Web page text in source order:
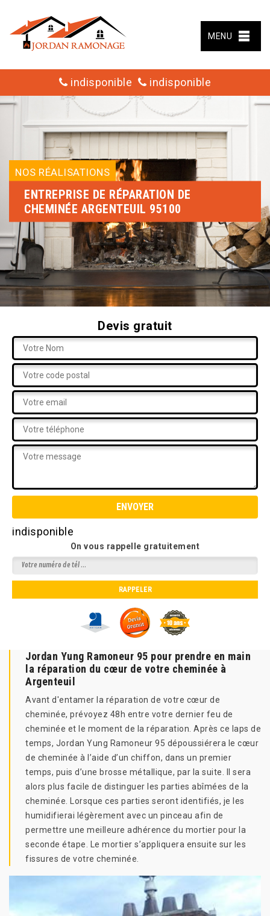
MENU
indisponible indisponible
NOS RÉALISATIONS
ENTREPRISE DE RÉPARATION DE
CHEMINÉE ARGENTEUIL 95100
Devis gratuit
indisponible
On vous rappelle gratuitement
Jordan Yung Ramoneur 95 pour prendre en main
la réparation du cœur de votre cheminée à
Argenteuil
Avant d'entamer la réparation de votre cœur de
cheminée, prévoyez 48h entre votre dernier feu de
cheminée et le moment de la réparation. Après ce laps de
temps, Jordan Yung Ramoneur 95 dépoussiérera le cœur
de cheminée à l’aide d’un chiffon, dans un premier
temps, puis d’une brosse métallique, par la suite. Il sera
alors plus facile de distinguer les parties abîmées de la
cheminée. Lorsque ces parties seront identifiés, je les
humidifierai légèrement avec un pinceau afin de
permettre une meilleure adhérence du mortier pour la
seconde étape. Le mortier s’appliquera ensuite sur les
fissures de votre cheminée.